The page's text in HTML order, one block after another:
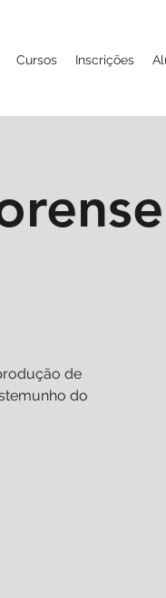
Cursos Inscrições
de
do